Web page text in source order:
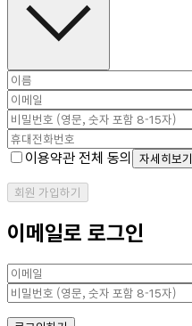
이용약관 전체 동의 자세히보기
회원 가입하기
이메일로 로그인